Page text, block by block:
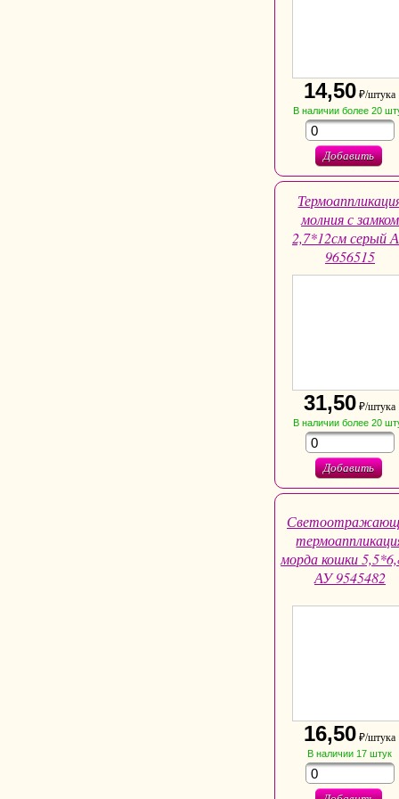
14,50 ₽/штука
В наличии более 20
Добавить
молния с замком
2,7*12см серый
9656515
31,50 ₽/штука
В наличии более 20
Добавить
морда кошки
АУ 9545482
16,50 ₽/штука
В наличии 17штук